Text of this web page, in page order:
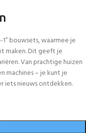
bouwsets, waarmee je
maken. Dit geeft je
Van prachtige huizen
machines – je kunt je
iets nieuws ontdekken.